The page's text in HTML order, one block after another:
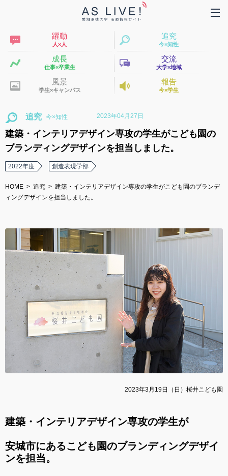
躍動
人×人
追究
今×知性
成長
仕事×卒業生
交流
大学×地域
風景
学生×キャンパス
報告
今×学生
追究 2023年04月27日
建築・インテリアデザイン専攻の学生がこども園の
ブランディングデザインを担当しました。
2022年度 創造表現学部
HOME 追究
建築・インテリアデザイン専攻の学生がこども園のブランデ
ィングデザインを担当しました。
2023年3月19日（日）桜井こども園
建築・インテリアデザイン専攻の学生が
安城市にあるこども園のブランディングデザイ
ンを担当。